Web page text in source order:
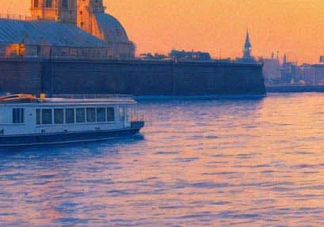
Лента 1984 года, по-новому рассказавшая историю
и Джиллиан Белл. Напомним, что в первом фильме